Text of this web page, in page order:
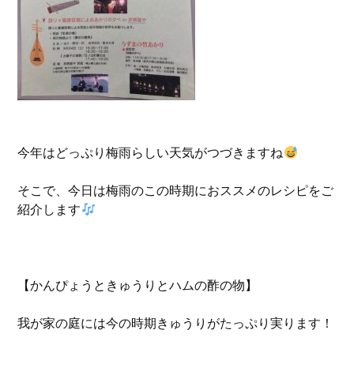
今年はどっぷり梅雨らしい天気がつづきますね
そこで、今日は梅雨のこの時期におススメのレシピをご
紹介します
【かんぴょうときゅうりとハムの酢の物】
我が家の庭には今の時期きゅうりがたっぷり実ります！